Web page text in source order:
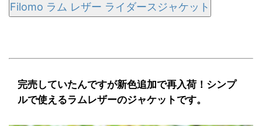
Filomo ラム レザー ライダースジャケット
完売していたんですが新色追加で再入荷！シンプ
ルで使えるラムレザーのジャケットです。